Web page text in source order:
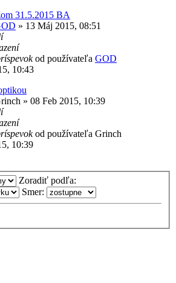
31.5.2015 BA
» 13 Máj 2015, 08:51
od používateľa GOD
10:43
» 08 Feb 2015, 10:39
od používateľa Grinch
10:39
Zoradiť podľa:
Smer: